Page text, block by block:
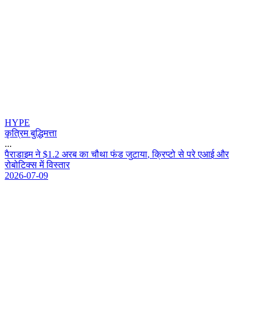
HYPE
कृत्रिम बुद्धिमत्ता
...
परडइम न $1 .2 अरब क चथ फड जटय, कपट स पर एआई और
रबटकस म वसतर
2026-07-09